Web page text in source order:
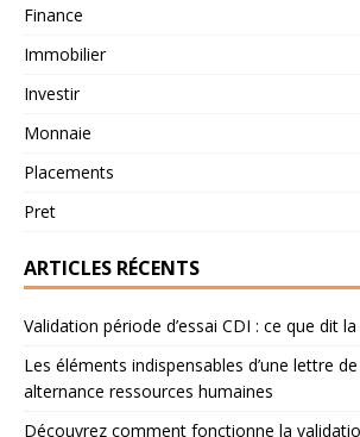
Finance
Immobilier
Investir
Monnaie
Placements
Pret
ARTICLES RÉCENTS
Validation période d’essai CDI : ce que dit
Les éléments indispensables d’une lettre
alternance ressources humaines
Découvrez comment fonctionne la